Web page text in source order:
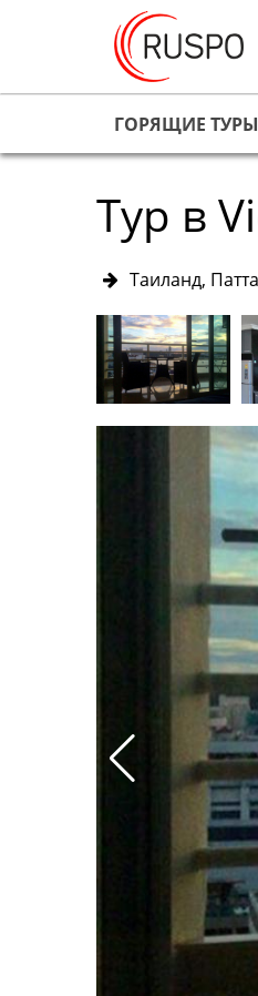
ГОРЯЩИЕ ТУРЫ
Тур в
Таиланд,